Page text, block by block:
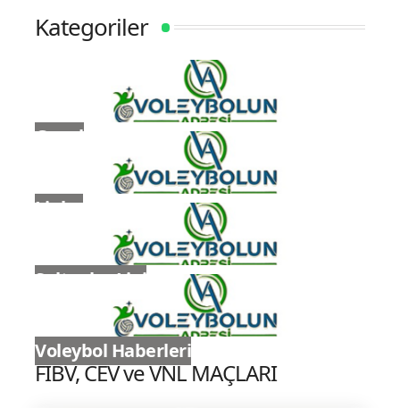
Kategoriler
Genel
Ligler
Sultanlar Ligi
Voleybol Haberleri
FIBV, CEV ve VNL MAÇLARI